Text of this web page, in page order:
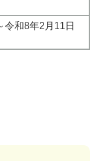
令和8年2月11日